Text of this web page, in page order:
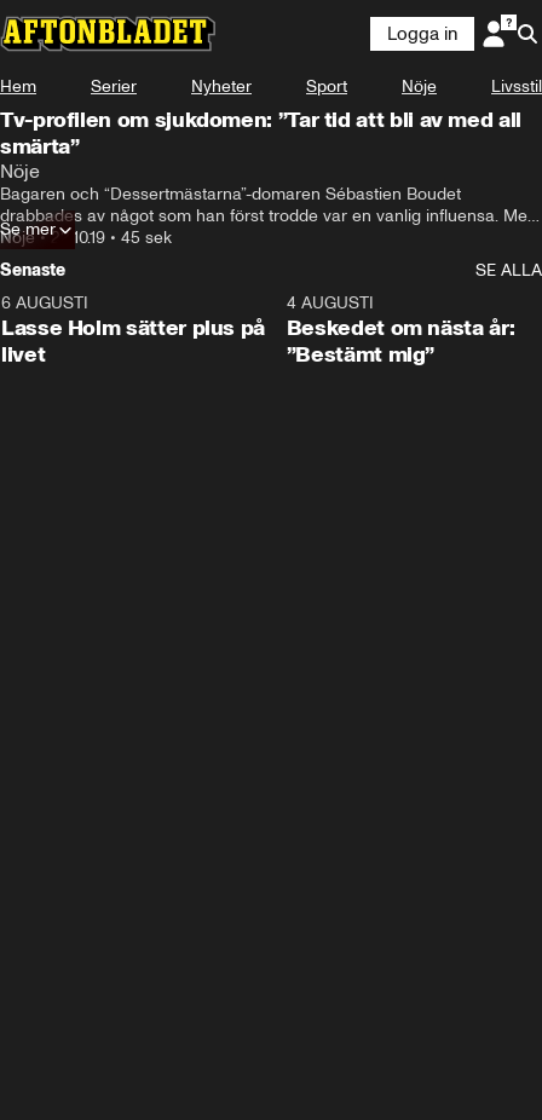
Logga in
Hem Serier Nyheter Sport Nöje Livsstil
Tv-profilen om sjukdomen: ”Tar tid att bli av med all
smärta”
Nöje
Bagaren och “Dessertmästarna”-domaren Sébastien Boudet
drabbades av något som han först trodde var en vanlig influensa. Men
senare visade det sig att det var fästingsjukdomen TBE.
Nöje•22.10.19 • 45 sek
Se mer
Senaste
SE ALLA
6 AUGUSTI
Lasse Holm sätter plus på
livet
4 AUGUSTI
Beskedet om nästa år:
”Bestämt mig”